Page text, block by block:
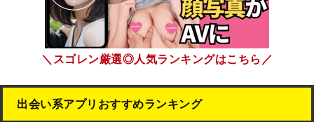
＼スゴレン厳選◎人気ランキングはこちら／
出会い系アプリおすすめランキング